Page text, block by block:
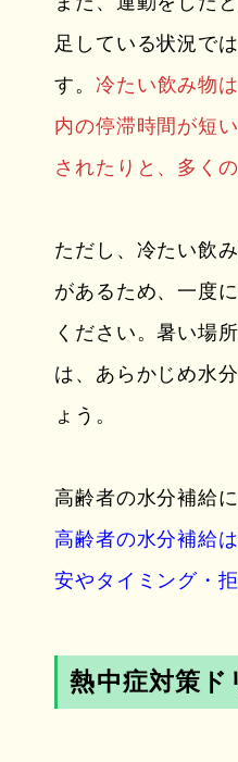
足している状況で
す。 冷たい飲み物
内の停滞時間が短
されたりと、多く
ただし、冷たい飲
があるため、一度
ください。暑い場
は、あらかじめ水
ょう。
高齢者の水分補給
高齢者の水分補給
安やタイミング・
熱中症対策